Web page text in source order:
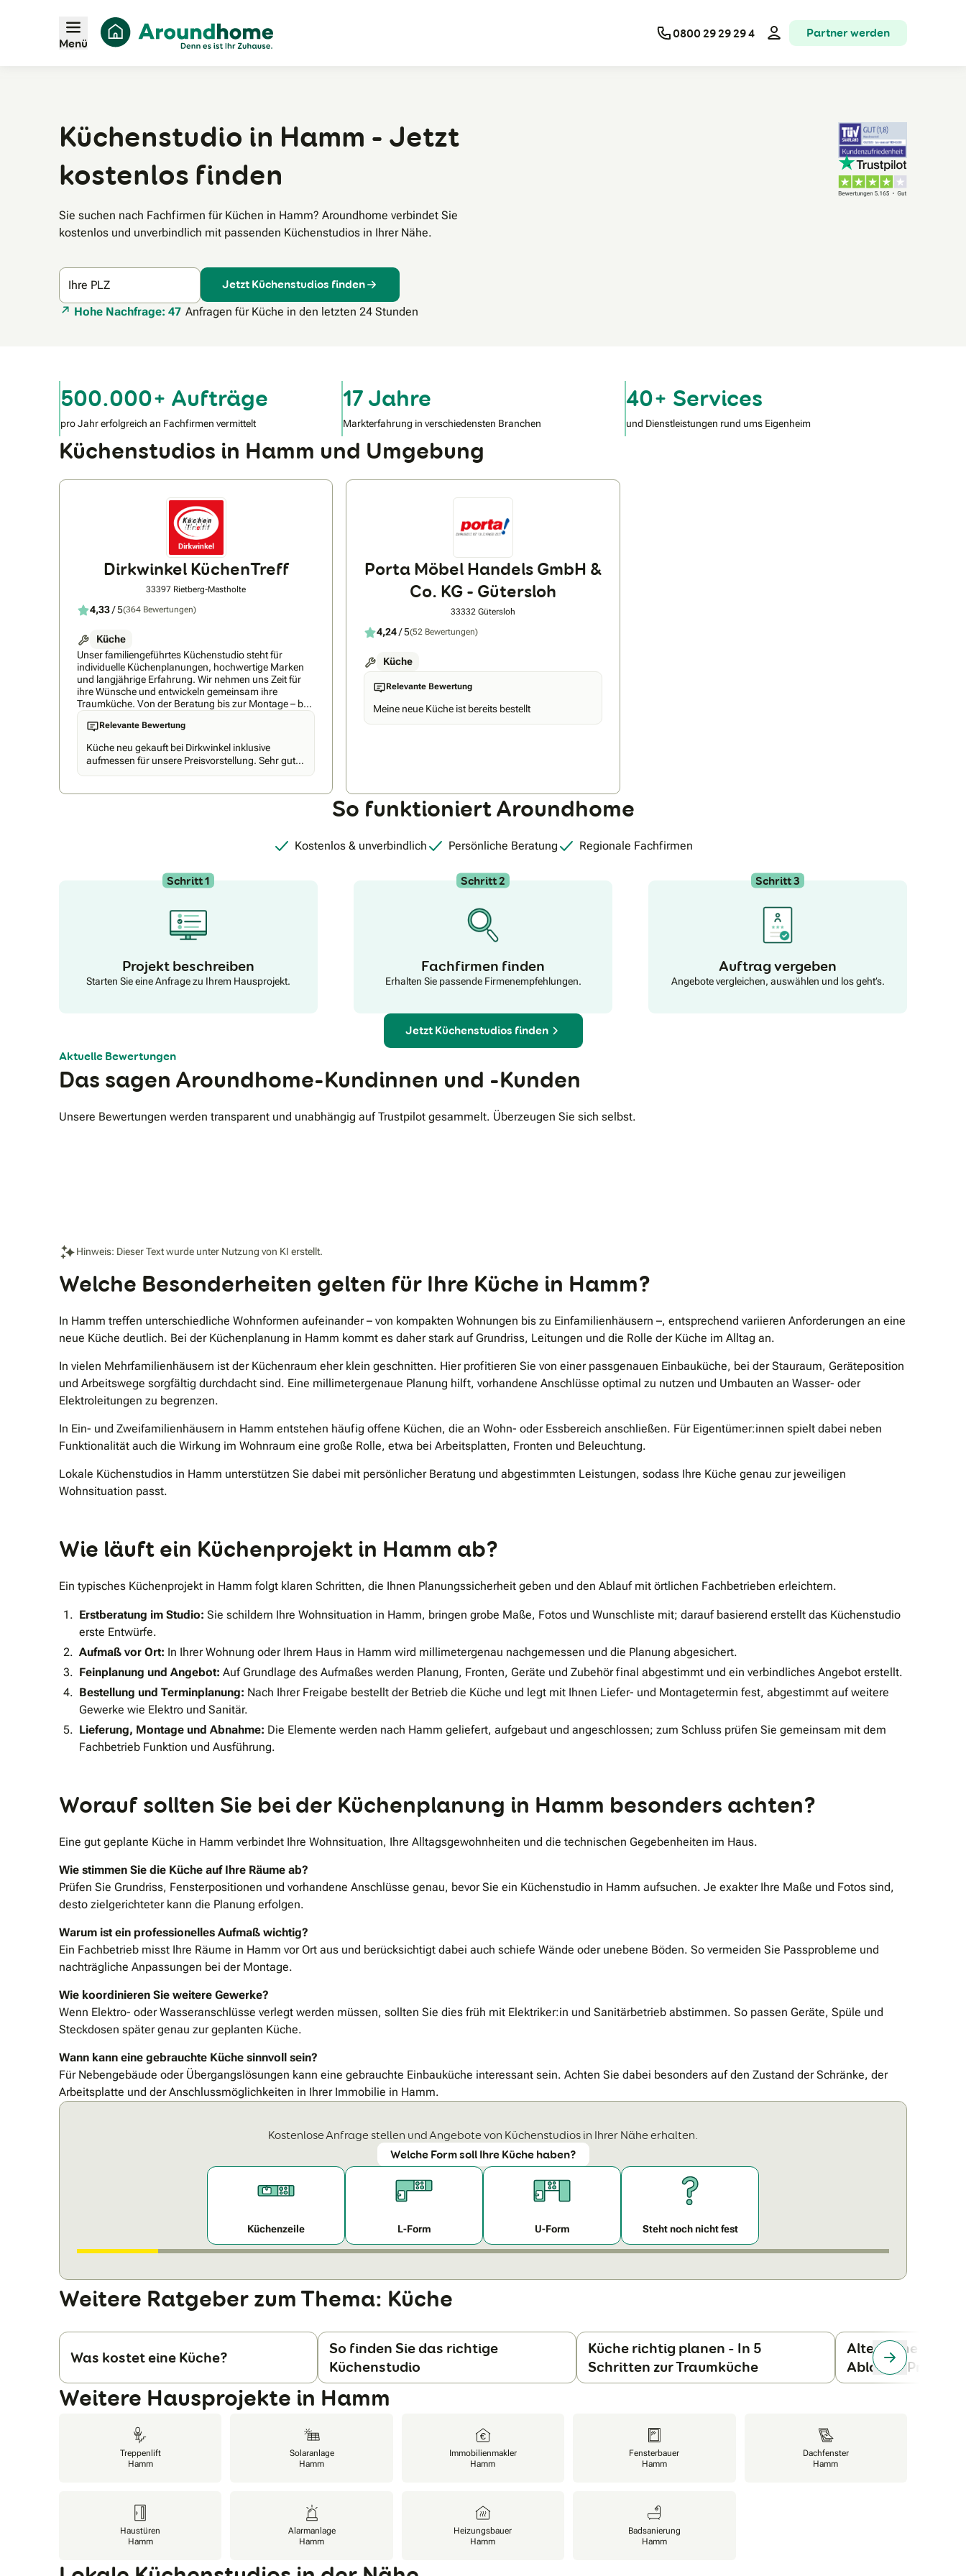
Menü
0800 29 29 29 4 Partner werden
Küchenstudio in Hamm - Jetzt
kostenlos finden
Sie suchen nach Fachfirmen für Küchen in Hamm? Aroundhome verbindet Sie
kostenlos und unverbindlich mit passenden Küchenstudios in Ihrer Nähe.
Ihre PLZ Jetzt Küchenstudios finden
Hohe Nachfrage: 47 Anfragen für Küche in den letzten 24 Stunden
500.000+ Aufträge
pro Jahr erfolgreich an Fachfirmen vermittelt
17 Jahre
Markterfahrung in verschiedensten Branchen
40+ Services
und Dienstleistungen rund ums Eigenheim
Küchenstudios in Hamm und Umgebung
Dirkwinkel KüchenTreff
33397 Rietberg-Mastholte
4,33/ 5(364 Bewertungen)
Küche
Unser familiengeführtes Küchenstudio steht für
individuelle Küchenplanungen, hochwertige Marken
und langjährige Erfahrung. Wir nehmen uns Zeit für
ihre Wünsche und entwickeln gemeinsam ihre
Traumküche. Von der Beratung bis zur Montage – bei
uns erhalten sie zuverlässig alles aus einer Hand.
Relevante Bewertung
Küche neu gekauft bei Dirkwinkel inklusive
aufmessen für unsere Preisvorstellung. Sehr guter
Porta Möbel Handels GmbH &
Co. KG - Gütersloh
33332 Gütersloh
4,24/ 5(52 Bewertungen)
Küche
Relevante Bewertung
Meine neue Küche ist bereits bestellt
So funktioniert Aroundhome
Kostenlos & unverbindlich Persönliche Beratung Regionale Fachfirmen
Schritt 1
Projekt beschreiben
Starten Sie eine Anfrage zu Ihrem Hausprojekt.
Schritt 2
Fachfirmen finden
Erhalten Sie passende Firmenempfehlungen.
Schritt 3
Auftrag vergeben
Angebote vergleichen, auswählen und los geht’s.
Jetzt Küchenstudios finden
Aktuelle Bewertungen
Das sagen Aroundhome-Kundinnen und -Kunden
Unsere Bewertungen werden transparent und unabhängig auf Trustpilot gesammelt. Überzeugen Sie sich selbst.
Hinweis: Dieser Text wurde unter Nutzung von KI erstellt.
Welche Besonderheiten gelten für Ihre Küche in Hamm?
In Hamm treffen unterschiedliche Wohnformen aufeinander – von kompakten Wohnungen bis zu Einfamilienhäusern –, entsprechend variieren Anforderungen an eine
neue Küche deutlich. Bei der Küchenplanung in Hamm kommt es daher stark auf Grundriss, Leitungen und die Rolle der Küche im Alltag an.
In vielen Mehrfamilienhäusern ist der Küchenraum eher klein geschnitten. Hier profitieren Sie von einer passgenauen Einbauküche, bei der Stauraum, Geräteposition
und Arbeitswege sorgfältig durchdacht sind. Eine millimetergenaue Planung hilft, vorhandene Anschlüsse optimal zu nutzen und Umbauten an Wasser- oder
Elektroleitungen zu begrenzen.
In Ein- und Zweifamilienhäusern in Hamm entstehen häufig offene Küchen, die an Wohn- oder Essbereich anschließen. Für Eigentümer:innen spielt dabei neben
Funktionalität auch die Wirkung im Wohnraum eine große Rolle, etwa bei Arbeitsplatten, Fronten und Beleuchtung.
Lokale Küchenstudios in Hamm unterstützen Sie dabei mit persönlicher Beratung und abgestimmten Leistungen, sodass Ihre Küche genau zur jeweiligen
Wohnsituation passt.
Wie läuft ein Küchenprojekt in Hamm ab?
Ein typisches Küchenprojekt in Hamm folgt klaren Schritten, die Ihnen Planungssicherheit geben und den Ablauf mit örtlichen Fachbetrieben erleichtern.
Erstberatung im Studio: Sie schildern Ihre Wohnsituation in Hamm, bringen grobe Maße, Fotos und Wunschliste mit; darauf basierend erstellt das Küchenstudio
erste Entwürfe.
Aufmaß vor Ort: In Ihrer Wohnung oder Ihrem Haus in Hamm wird millimetergenau nachgemessen und die Planung abgesichert.
Feinplanung und Angebot: Auf Grundlage des Aufmaßes werden Planung, Fronten, Geräte und Zubehör final abgestimmt und ein verbindliches Angebot erstellt.
Bestellung und Terminplanung: Nach Ihrer Freigabe bestellt der Betrieb die Küche und legt mit Ihnen Liefer- und Montagetermin fest, abgestimmt auf weitere
Gewerke wie Elektro und Sanitär.
Lieferung, Montage und Abnahme: Die Elemente werden nach Hamm geliefert, aufgebaut und angeschlossen; zum Schluss prüfen Sie gemeinsam mit dem
Fachbetrieb Funktion und Ausführung.
Worauf sollten Sie bei der Küchenplanung in Hamm besonders achten?
Eine gut geplante Küche in Hamm verbindet Ihre Wohnsituation, Ihre Alltagsgewohnheiten und die technischen Gegebenheiten im Haus.
Wie stimmen Sie die Küche auf Ihre Räume ab?
Prüfen Sie Grundriss, Fensterpositionen und vorhandene Anschlüsse genau, bevor Sie ein Küchenstudio in Hamm aufsuchen. Je exakter Ihre Maße und Fotos sind,
desto zielgerichteter kann die Planung erfolgen.
Warum ist ein professionelles Aufmaß wichtig?
Ein Fachbetrieb misst Ihre Räume in Hamm vor Ort aus und berücksichtigt dabei auch schiefe Wände oder unebene Böden. So vermeiden Sie Passprobleme und
nachträgliche Anpassungen bei der Montage.
Wie koordinieren Sie weitere Gewerke?
Wenn Elektro- oder Wasseranschlüsse verlegt werden müssen, sollten Sie dies früh mit Elektriker:in und Sanitärbetrieb abstimmen. So passen Geräte, Spüle und
Steckdosen später genau zur geplanten Küche.
Wann kann eine gebrauchte Küche sinnvoll sein?
Für Nebengebäude oder Übergangslösungen kann eine gebrauchte Einbauküche interessant sein. Achten Sie dabei besonders auf den Zustand der Schränke, der
Arbeitsplatte und der Anschlussmöglichkeiten in Ihrer Immobilie in Hamm.
Kostenlose Anfrage stellen und Angebote von Küchenstudios in Ihrer Nähe erhalten.
Welche Form soll Ihre Küche haben?
Küchenzeile L-Form U-Form Steht noch nicht fest
Weitere Ratgeber zum Thema: Küche
Was kostet eine Küche?
So finden Sie das richtige
Küchenstudio
Küche richtig planen - In 5
Schritten zur Traumküche
Alte Küche
Ablauf & Profi-
Nach rechts
Weitere Hausprojekte in Hamm
Treppenlift
Hamm
Solaranlage
Hamm
Immobilienmakler
Hamm
Fensterbauer
Hamm
Dachfenster
Hamm
Haustüren
Hamm
Alarmanlage
Hamm
Heizungsbauer
Hamm
Badsanierung
Hamm